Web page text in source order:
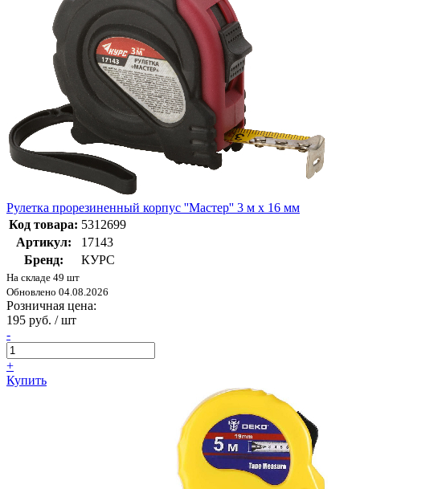
Рулетка прорезиненный корпус ''Мастер'' 3 м x 16 мм
Код товара: 5312699
Артикул:
17143
Бренд:
КУРС
На складе 49 шт
Обновлено 04.08.2026
Розничная цена:
195 руб. / шт
-
+
Купить